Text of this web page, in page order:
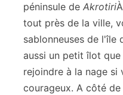
péninsule de Akrotiri
tout près de la ville,
sablonneuses de l'île
aussi un petit îlot
rejoindre à la nage si
courageux. A côté de